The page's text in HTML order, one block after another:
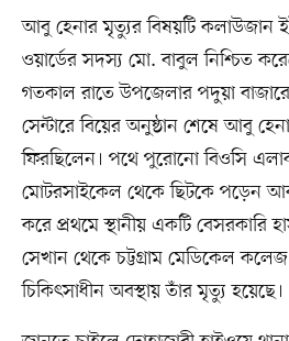
আবু হেনার মৃত্যুর বিষয়টি কলাউজান
ওয়ার্ডের সদস্য মো. বাবুল নিশ্চিত
গতকাল রাতে উপজেলার পদুয়া
সেন্টারে বিয়ের অনুষ্ঠান শেষে আবু
ফিরছিলেন। পথে পুরোনো বিওসি
মোটরসাইকেল থেকে ছিটকে পড়েন আবু
করে প্রথমে স্থানীয় একটি বেসরকারি
সেখান থেকে চট্টগ্রাম মেডিকেল
চিকিৎসাধীন অবস্থায় তাঁর মৃত্যু হয়েছে।